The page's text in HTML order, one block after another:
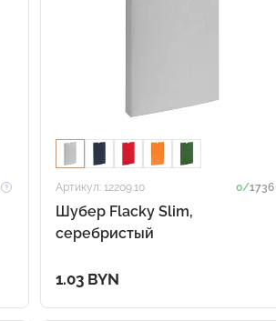
Артикул: 12209.10 0/1736
Шубер Flacky Slim,
серебристый
1.03 BYN